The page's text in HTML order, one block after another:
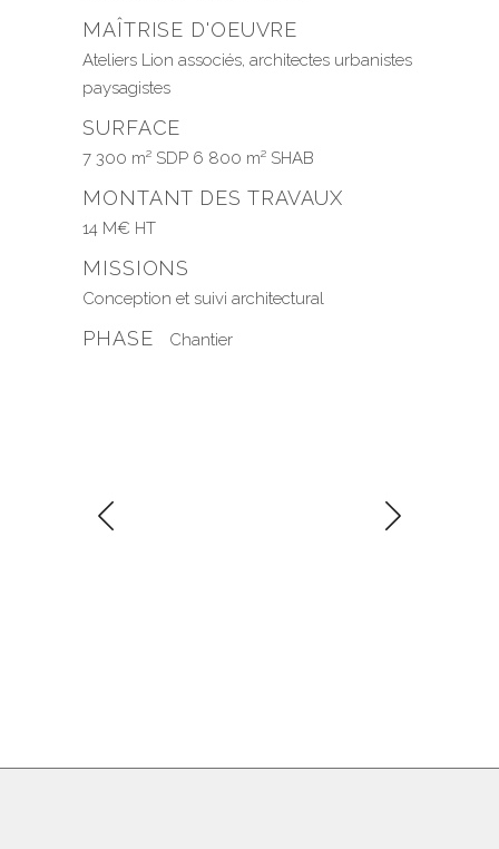
MAÎTRISE D'OEUVRE
Ateliers Lion associés, architectes urbanistes
paysagistes
SURFACE
7 300 m² SDP 6 800 m² SHAB
MONTANT DES TRAVAUX
14 M€ HT
MISSIONS
Conception et suivi architectural
PHASE Chantier